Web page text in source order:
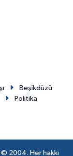
Beşikdüzü
Politika
© 2004. Her hakkı